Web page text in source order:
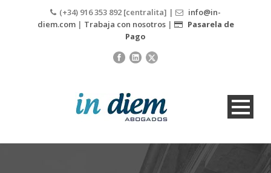
(+34) 916 353 892 [centralita] |
info@in-
diem.com| Trabaja con nosotros|
Pasarela de
Pago